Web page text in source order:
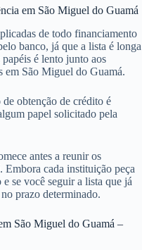
ou ganham dinheiro algum
do Guamá.
para comprovar renda e
de conseguir o crédito
PA.
nos prazos, já que você não
do Guamá.
em São Miguel do Guamá
banco, já que a lista é longa
é lento junto aos
São Miguel do Guamá.